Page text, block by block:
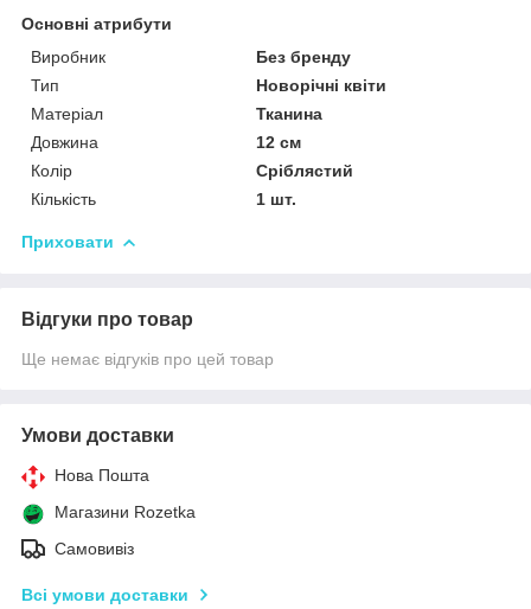
Основні атрибути
Виробник
Без бренду
Тип
Новорічні квіти
Матеріал
Тканина
Довжина
12 см
Колір
Сріблястий
Кількість
1 шт.
Приховати
Відгуки про товар
Ще немає відгуків про цей товар
Умови доставки
Нова Пошта
Магазини Rozetka
Самовивіз
Всі умови доставки